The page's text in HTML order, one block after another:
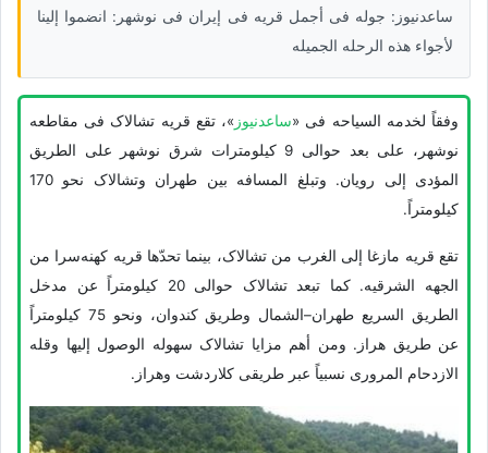
ساعدنیوز: جوله فی أجمل قریه فی إیران فی نوشهر: انضموا إلینا
لأجواء هذه الرحله الجمیله
وفقاً لخدمه السیاحه فی «ساعدنیوز »، تقع قریه تشالاک فی مقاطعه
نوشهر، على بعد حوالی 9 کیلومترات شرق نوشهر على الطریق
المؤدی إلى رویان. وتبلغ المسافه بین طهران وتشالاک نحو 170
کیلومتراً.
تقع قریه مازغا إلى الغرب من تشالاک، بینما تحدّها قریه کهنه‌سرا من
الجهه الشرقیه. کما تبعد تشالاک حوالی 20 کیلومتراً عن مدخل
الطریق السریع طهران–الشمال وطریق کندوان، ونحو 75 کیلومتراً
عن طریق هراز. ومن أهم مزایا تشالاک سهوله الوصول إلیها وقله
الازدحام المروری نسبیاً عبر طریقی کلاردشت وهراز.